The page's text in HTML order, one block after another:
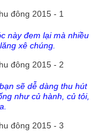
này đem lại mà nhiều
xê chúng.
sẽ dễ dàng thu hút
như củ hành, củ tỏi,